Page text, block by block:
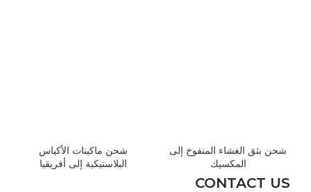
شحن بثق الغشاء المنفوخ إلى
المكسيك
شحن ماكينات الأكياس
البلاستيكية إلى أفريقيا
CONTACT US